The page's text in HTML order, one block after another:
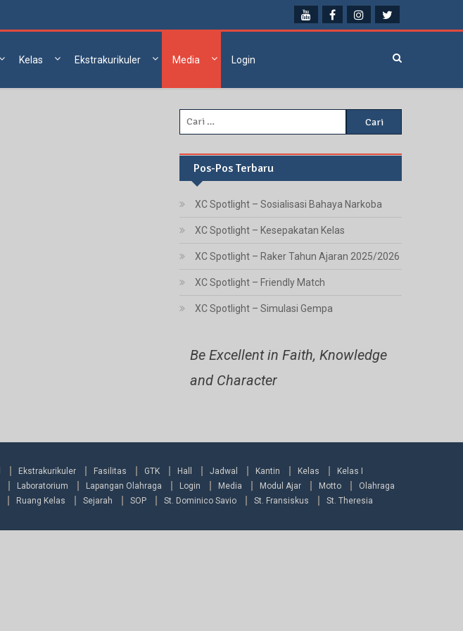
Kelas Ekstrakurikuler Media Login
untuk:
Pos-Pos Terbaru
XC Spotlight – Sosialisasi Bahaya Narkoba
XC Spotlight – Kesepakatan Kelas
XC Spotlight – Raker Tahun Ajaran 2025/2026
XC Spotlight – Friendly Match
XC Spotlight – Simulasi Gempa
Be Excellent in Faith, Knowledge
and Character
Ekstrakurikuler Fasilitas GTK Hall Jadwal Kantin Kelas
Kelas I
Laboratorium Lapangan Olahraga Login Media Modul Ajar Motto
Olahraga
Ruang Kelas Sejarah SOP St. Dominico Savio St. Fransiskus
St. Theresia